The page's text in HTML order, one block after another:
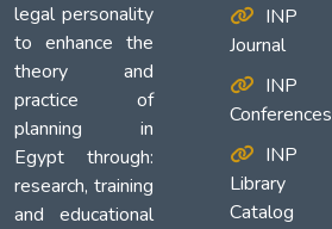
legal personality
to enhance the
theory and
practice of
planning in
Egypt through:
research, training
and educational
INP
Journal
INP
Conferences
INP
Library
Catalog